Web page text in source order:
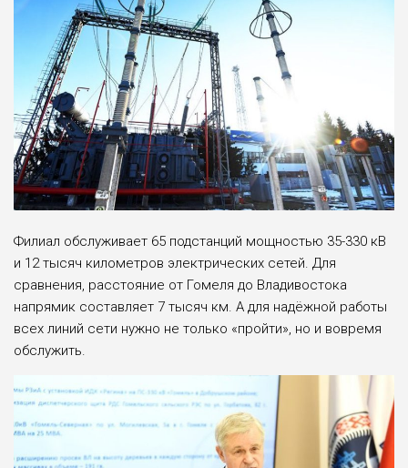
Филиал обслуживает 65 подстанций мощностью 35-330 кВ
и 12 тысяч километров электрических сетей. Для
сравнения, расстояние от Гомеля до Владивостока
напрямик составляет 7 тысяч км. А для надёжной работы
всех линий сети нужно не только «пройти», но и вовремя
обслужить.